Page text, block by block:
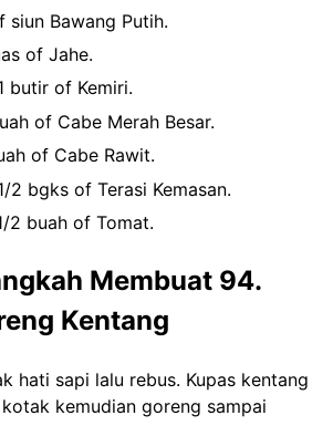
siun Bawang Putih.
of Jahe.
butir of Kemiri.
of Cabe Merah Besar.
of Cabe Rawit.
2 bgks of Terasi Kemasan.
2 buah of Tomat.
Membuat 94.
Kentang
hati sapi lalu rebus. Kupas kentang
kemudian goreng sampai